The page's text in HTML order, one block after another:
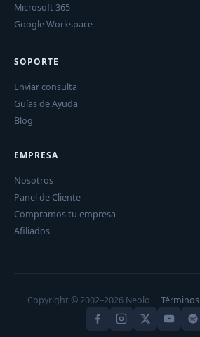
Microsoft 365
Google Workspace
SOPORTE
Enviar consulta
Guías de Ayuda
Blog
EMPRESA
Nosotros
Panel de Cliente
Compramos tu empresa
Afiliados
Copyright © 2002–2026 Neolo Términos